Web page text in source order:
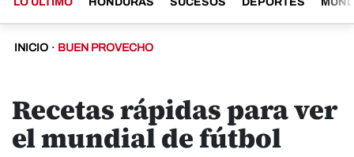
INICIO · BUEN PROVECHO
Recetas rápidas para ver
el mundial de fútbol